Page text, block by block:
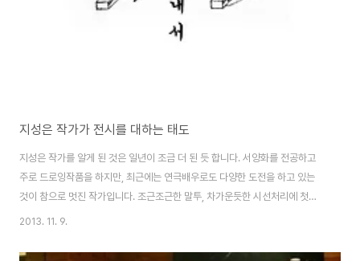
지성은 작가가 전시를 대하는 태도
지성은 작가를 알게 된 것은 일년이 조금 더 된 듯 합니다. 서양화를 전공하고
주로 드로잉작품을 하지만, 최근에는 연극배우로도 다양한 도전을 하고 있는
것이 참으로 멋진 작가입니다. 조근조근한 말투, 차가운듯한 시선처리에 첫인
상은 다소 가까이 하기가 어렵겠다 싶지만, 우비소녀복장으로 흐느적 춤을 추
지고 싶어지는 사람입니다. 그의 세심한 선들의 조합으로 탄생한 드로잉작품들
2013. 11. 9.